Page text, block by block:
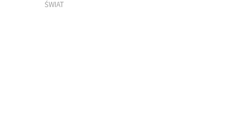
lawina, drugi spadł w przepaść
ŚWIAT